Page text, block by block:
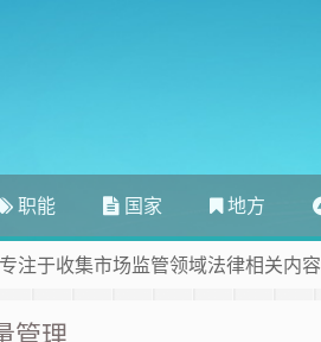
职能 国家 地方
注于收集市场监管领域法律相关内容
管理